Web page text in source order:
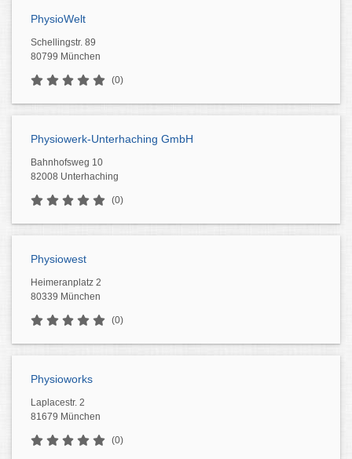
PhysioWelt
Schellingstr. 89
80799 München
(0)
Physiowerk-Unterhaching GmbH
Bahnhofsweg 10
82008 Unterhaching
(0)
Physiowest
Heimeranplatz 2
80339 München
(0)
Physioworks
Laplacestr. 2
81679 München
(0)